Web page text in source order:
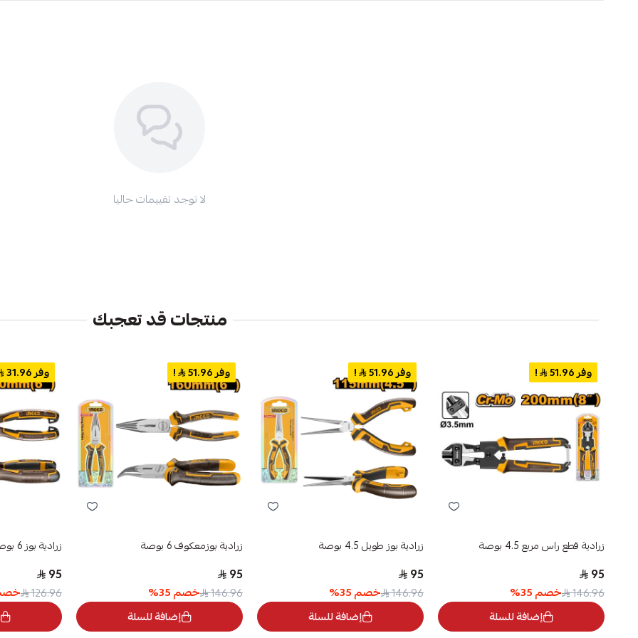
لا توجد تقييمات حاليا
منتجات قد تعجبك
وفر 51.96 !
زرادية قطع راس مربع 4.5 بوصة
95
146.96 خصم35
%
إضافة للسلة
وفر 51.96 !
زرادية بوز طويل 4.5 بوصة
95
146.96 خصم35
%
إضافة للسلة
وفر 51.96 !
زرادية بوزمعكوف 6 بوصة
95
146.96 خصم35
%
إضافة للسلة
وفر 31.96
زرادية بوز 6 بوصة
95
126.96